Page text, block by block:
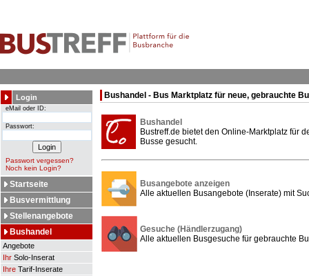
Login
eMail oder ID:
Passwort:
Passwort vergessen?
Noch kein Login?
Startseite
Busvermittlung
Stellenangebote
Bushandel
Angebote
Ihr Solo-Inserat
Ihre Tarif-Inserate
Bushandel - Bus Marktplatz für neue, gebrauchte
Bushandel
Bustreff.de bietet den Online-Marktplatz für
Busse gesucht.
Busangebote anzeigen
Alle aktuellen Busangebote (Inserate) mit
Gesuche (Händlerzugang)
Alle aktuellen Busgesuche für gebrauchte